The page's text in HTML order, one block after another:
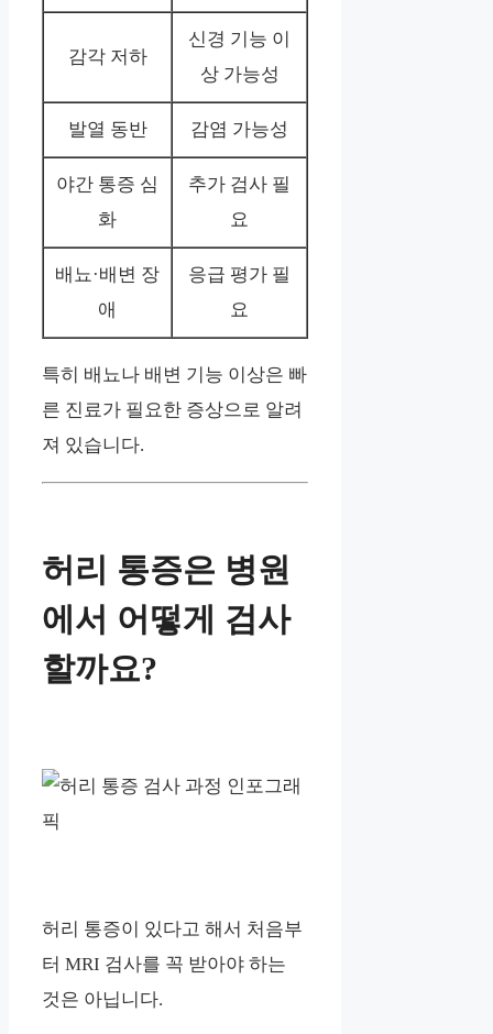
감각 저하
신경 기능 이
상 가능성
발열 동반 감염 가능성
야간 통증 심
화
추가 검사 필
요
배뇨·배변 장
애
응급 평가 필
요
특히 배뇨나 배변 기능 이상은 빠
른 진료가 필요한 증상으로 알려
져 있습니다.
허리 통증은 병원
에서 어떻게 검사
할까요?
허리 통증이 있다고 해서 처음부
터 MRI 검사를 꼭 받아야 하는
것은 아닙니다.